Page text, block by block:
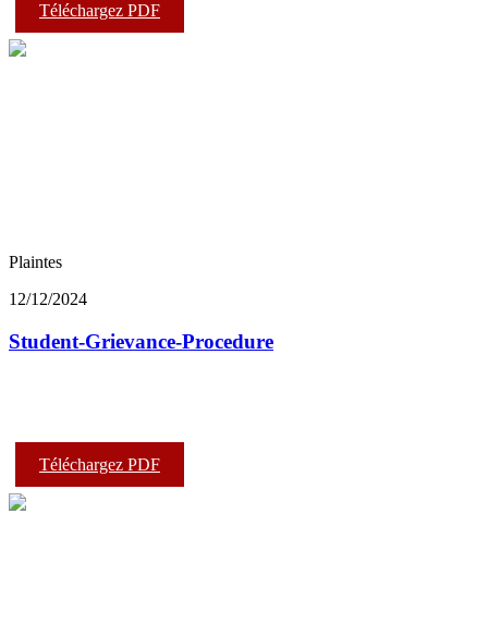
Téléchargez PDF
Plaintes
12/12/2024
Student-Grievance-Procedure
Téléchargez PDF